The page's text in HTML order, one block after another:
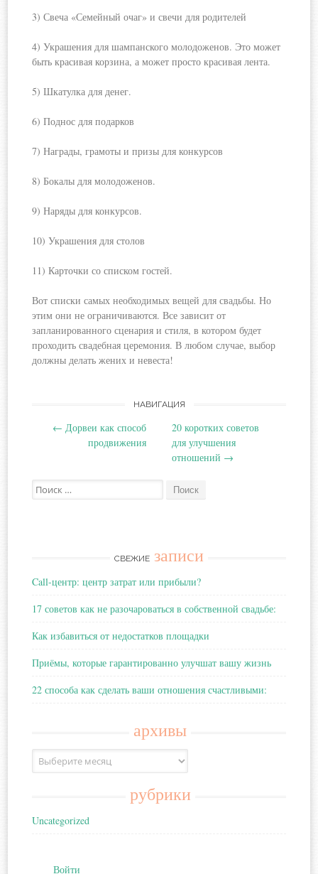
3) Свеча «Семейный очаг» и свечи для родителей
4) Украшения для шампанского молодоженов. Это может
быть красивая корзина, а может просто красивая лента.
5) Шкатулка для денег.
6) Поднос для подарков
7) Награды, грамоты и призы для конкурсов
8) Бокалы для молодоженов.
9) Наряды для конкурсов.
10) Украшения для столов
11) Карточки со списком гостей.
Вот списки самых необходимых вещей для свадьбы. Но
этим они не ограничиваются. Все зависит от
запланированного сценария и стиля, в котором будет
проходить свадебная церемония. В любом случае, выбор
должны делать жених и невеста!
НавигацияНАВИГАЦИЯ
← Дорвеи как способ
продвижения
20 коротких советов
для улучшения
отношений →
Поиск:
СВЕЖИЕ записи
Call-центр: центр затрат или прибыли?
17 советов как не разочароваться в собственной свадьбе:
Как избавиться от недостатков площадки
Приёмы, которые гарантированно улучшат вашу жизнь
22 способа как сделать ваши отношения счастливыми:
архивы
Архивы
рубрики
Uncategorized
Войти